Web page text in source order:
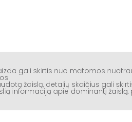
gali skirtis nuo matomos
žaislą, detalių skaičius gali
informaciją apie dominantį